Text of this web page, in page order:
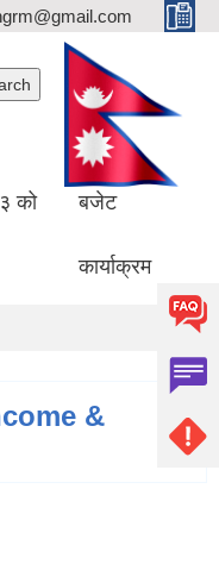
को बजेट
कार्याक्रम
&